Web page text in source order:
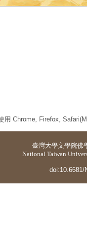
用 Chrome, Firefox,
臺灣大學文學院佛
National Taiwan
doi:10.6681/